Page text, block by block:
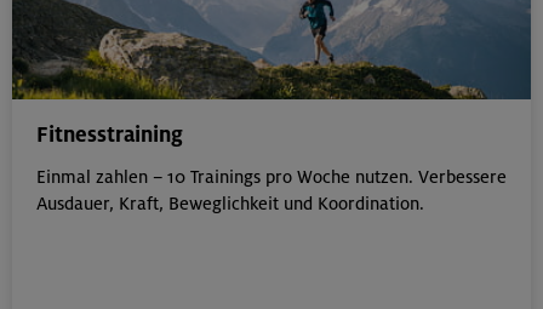
Fitnesstraining
Einmal zahlen – 10 Trainings pro Woche nutzen. Verbessere
Ausdauer, Kraft, Beweglichkeit und Koordination.